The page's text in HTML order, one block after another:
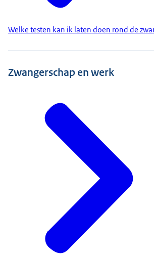
Welke testen kan ik laten doen rond de
Zwangerschap en werk